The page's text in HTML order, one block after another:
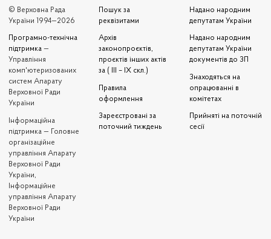
© Верховна Рада
України 1994—2026
Програмно-технічна
підтримка —
Управління
комп'ютеризованих
систем Апарату
Верховної Ради
України
Iнформаційна
підтримка — Головне
організаційне
управління Апарату
Верховної Ради
України,
Інформаційне
управління Апарату
Верховної Ради
України
Пошук за
реквізитами
Архів
законопроєктів,
проєктів інших актів
за ( III – IX скл.)
Правила
оформлення
Зареєстровані за
поточний тиждень
Надано народним
депутатам України
Надано народним
депутатам України
документів до ЗП
Знаходяться на
опрацюванні в
комітетах
Прийняті на поточній
сесії